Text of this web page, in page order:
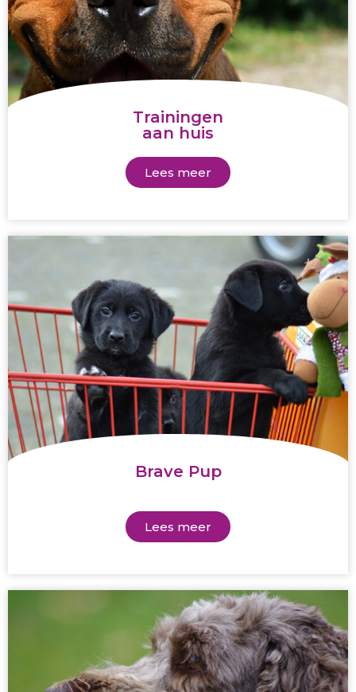
Trainingen
aan huis
Lees meer
Brave Pup
Lees meer